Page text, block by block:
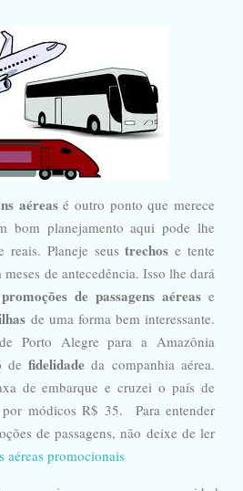
aéreasé outro ponto que merece
bom planejamento aqui pode lhe
reais. Planeje seustrechos e tente
de antecedência. Isso lhe dará
promoções de passagens aéreas e
de uma forma bem interessante.
Porto Alegre para a Amazônia
defidelidade da companhia aérea.
de embarque e cruzei o país de
módicos R$ 35. Para entender
de passagens, não deixe de ler
aéreas promocionais